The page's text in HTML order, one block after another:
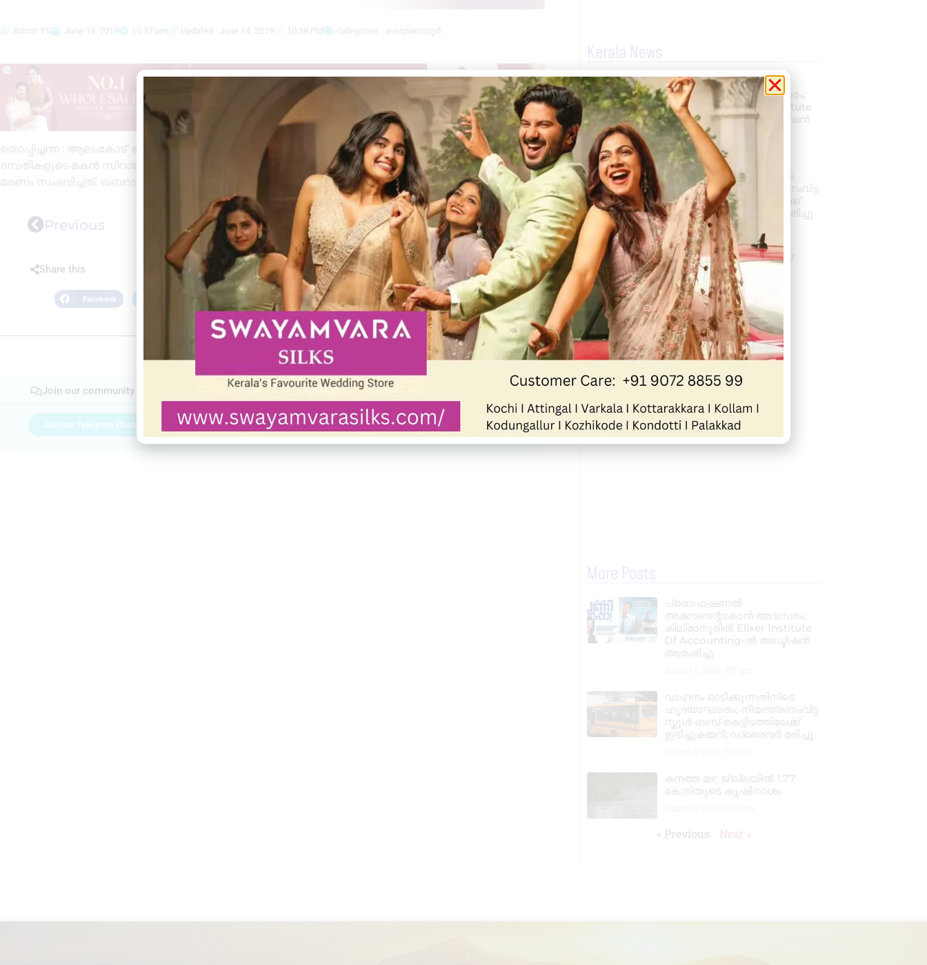
Admin YS June 14, 2019 10:37 pm Updated : June 14, 2019 10:38 PM Categories : കടയ്ക്കാവൂർ
തൊപ്പിച്ചന്ത : ആലംകോട് തൊപ്പിച്ചന്തയിൽ 2 പാക് മെൻസ് വെയർ ഉടമ ഷുഹൈബ് -കാമിലത്ത്
ദമ്പതികളുടെ മകൻ സിറാജ്(46) മരണപ്പെട്ടു. ഇന്ന്(ജൂൺ 14) വൈകുന്നേരമാണ് ഹൃദയാഘാതം മൂലം
മരണം സംഭവിച്ചത്. ഖബറടക്കം നാളെ പാലാംകോണം ജുമാ മസ്ജിദിൽ.
Previous Next
Share this
Facebook LinkedIn Telegram WhatsApp Print
Join our community
Join our Telegram Channel Join Facebook group Join WhatsApp Community
Kerala News
പ്രൊഫഷണൽ
അക്കൗണ്ടന്റാകാൻ അവസരം;
കിലിമാനൂരിൽ Elixer Institute
Of Accounting-ൽ അഡ്മിഷൻ
ആരംഭിച്ചു
August 6, 20263:37 pm
വാഹനം ഓടിക്കുന്നതിനിടെ
ഹൃദയാഘാതം; നിയന്ത്രണംവിട്ട
സ്കൂൾ ബസ് കെട്ടിടത്തിലേക്ക്
ഇടിച്ചുകയറി, ഡ്രൈവർ മരിച്ചു
August 5, 20267:39 pm
കനത്ത മഴ: ജില്ലയിൽ 1.77
കോടിയുടെ കൃഷിനാശം
August 5, 202611:34 am
« Previous Next »
More Posts
പ്രൊഫഷണൽ
അക്കൗണ്ടന്റാകാൻ അവസരം;
കിലിമാനൂരിൽ Elixer Institute
Of Accounting-ൽ അഡ്മിഷൻ
ആരംഭിച്ചു
വാഹനം ഓടിക്കുന്നതിനിടെ
ഹൃദയാഘാതം; നിയന്ത്രണംവിട്ട
സ്കൂൾ ബസ് കെട്ടിടത്തിലേക്ക്
ഇടിച്ചുകയറി, ഡ്രൈവർ മരിച്ചു
കനത്ത മഴ: ജില്ലയിൽ 1.77
കോടിയുടെ കൃഷിനാശം
« Previous Next »